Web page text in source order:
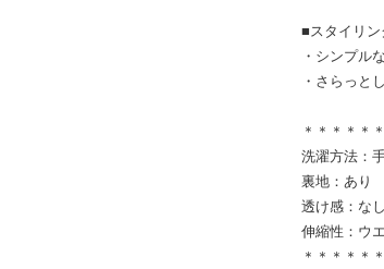
■スタイリン
・シンプル
・さらっと
＊＊＊＊＊
洗濯方法：
裏地：あり
透け感：なし
伸縮性：ウ
＊＊＊＊＊